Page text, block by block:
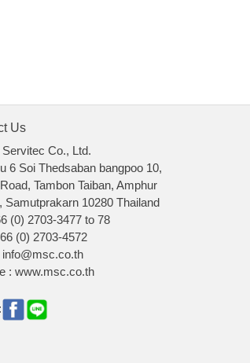
Us
Co., Ltd.
6 Soi Thedsaban bangpoo 10,
Tambon Taiban, Amphur
Samutprakarn 10280 Thailand
(0) 2703-3477 to 78
(0) 2703-4572
info@msc.co.th
: www.msc.co.th